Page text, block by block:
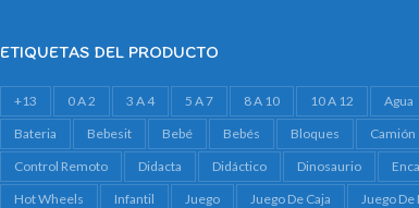
ETIQUETAS DEL PRODUCTO
+13 0 A 2 3 A 4 5 A 7 8 A 10 10 A 12 Agua
Bateria
Bebesit Bebé Bebés Bloques Camión
Control Remoto
Didacta Didáctico Dinosaurio
Hot Wheels
Infantil Juego Juego De Caja Juego De